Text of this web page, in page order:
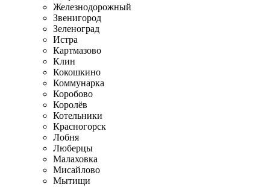
Железнодорожный
Звенигород
Зеленоград
Истра
Картмазово
Клин
Кокошкино
Коммунарка
Коробово
Королёв
Котельники
Красногорск
Лобня
Люберцы
Малаховка
Мисайлово
Мытищи